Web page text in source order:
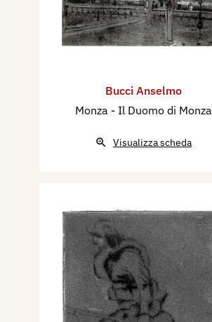
Bucci Anselmo
Monza - Il Duomo di Monza
Visualizza scheda